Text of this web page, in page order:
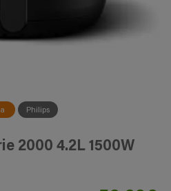
Philips
2000 4.2L 1500W